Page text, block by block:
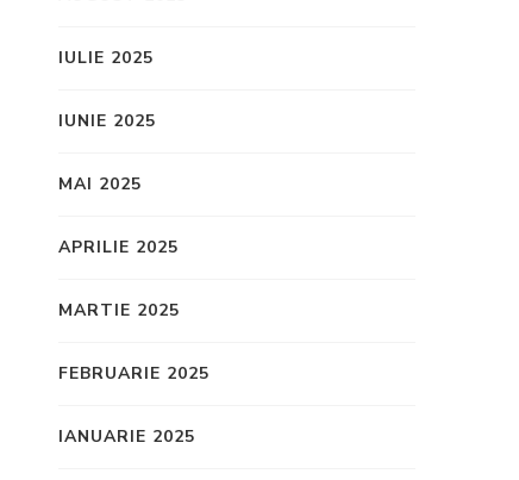
IULIE 2025
IUNIE 2025
MAI 2025
APRILIE 2025
MARTIE 2025
FEBRUARIE 2025
IANUARIE 2025